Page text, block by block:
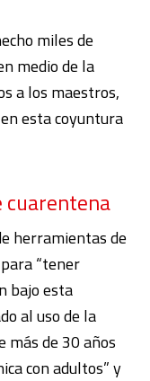
miles de
medio de la
a los maestros,
esta coyuntura
cuarentena
herramientas de
“tener
bajo esta
al uso de la
más de 30 años
con adultos” y